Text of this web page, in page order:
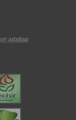
adatlap